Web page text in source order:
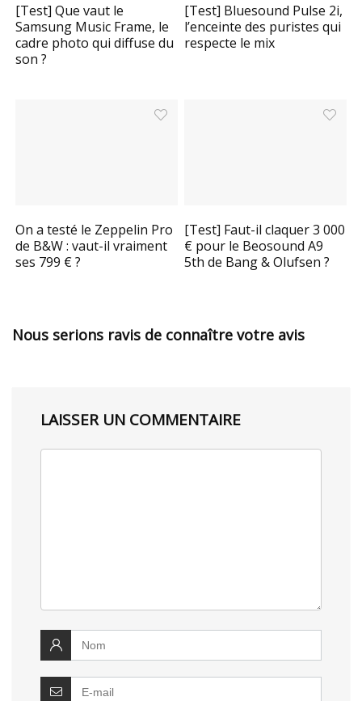
[Test] Que vaut le
Samsung Music Frame, le
cadre photo qui diffuse du
son ?
[Test] Bluesound Pulse 2i,
l’enceinte des puristes qui
respecte le mix
On a testé le Zeppelin Pro
de B&W : vaut-il vraiment
ses 799 € ?
[Test] Faut-il claquer 3 000
€ pour le Beosound A9
5th de Bang & Olufsen ?
Nous serions ravis de connaître votre avis
LAISSER UN COMMENTAIRE